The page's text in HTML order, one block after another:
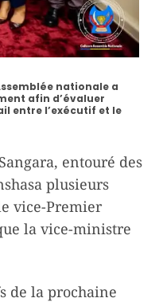
nationale a
afin d’évaluer
entre l’exécutif et le
entouré des
plusieurs
vice-Premier
la vice-ministre
de la prochaine